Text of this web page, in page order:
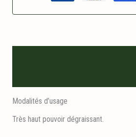
Modalités d’usage
Très haut pouvoir dégraissant.